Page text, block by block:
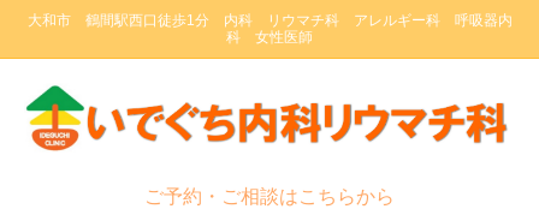
大和市 鶴間駅西口徒歩1分 内科 リウマチ科 アレルギー科 呼吸器内
科 女性医師
ご予約・ご相談はこちらから